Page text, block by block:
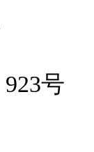
号